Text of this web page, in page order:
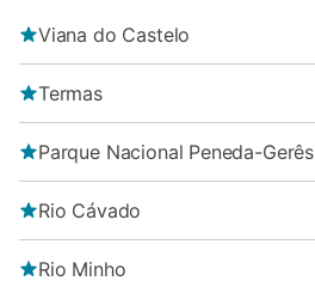
Viana do Castelo
Termas
Parque Nacional Peneda-Gerês
Rio Cávado
Rio Minho